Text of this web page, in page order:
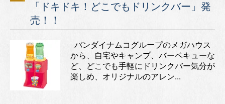
「ドキドキ！どこでもドリンクバー」発
売！！
バンダイナムコグループのメガハウス
から、自宅やキャンプ、バーベキューな
ど、どこでも手軽にドリンクバー気分が
楽しめ、オリジナルのアレン...